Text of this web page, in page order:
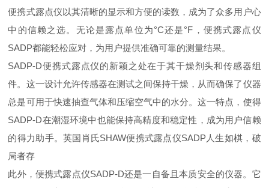
便携式露点仪以其清晰的显示和方便的读数，成为了众多用户心
中的信赖之选。无论是露点单位为°C还是°F ，便携式露点仪
SADP都能轻松应对，为用户提供准确可靠的测量结果。
SADP-D便携式露点仪的新颖之处在于其干燥剂头和传感器组
件。这一设计允许传感器在测试之间保持干燥，从而确保了仪器
总是可用于快速抽查气体和压缩空气中的水分。这一特点，使得
SADP-D在潮湿环境中也能保持高精度和稳定性，成为用户信赖
的得力助手。英国肖氏SHAW便携式露点仪SADP人生如棋，破
局者存
此外，便携式露点仪SADP-D还是一自备且本质安全的仪器。它